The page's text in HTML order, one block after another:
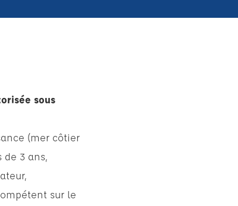
sous
(mer côtier
de 3 ans,
sur le